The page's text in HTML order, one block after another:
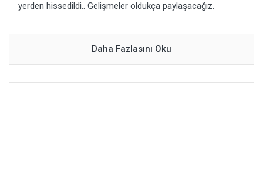
yerden hissedildi.. Gelişmeler oldukça paylaşacağız.
Daha Fazlasını Oku